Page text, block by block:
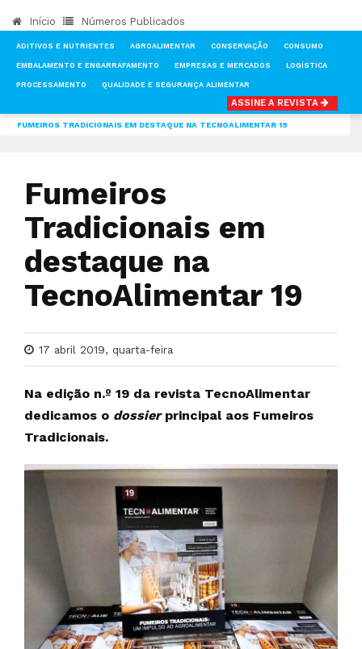
Início Números Publicados
ADITIVOS E NUTRIENTES AGROALIMENTAR CONSERVAÇÃO CONSUMO
EMBALAMENTO E ENGARRAFAMENTO EMPRESAS E MERCADOS LOGÍSTICA
PROCESSAMENTO QUALIDADE E SEGURANÇA ALIMENTAR
ASSINE A REVISTA
NÚMEROS PUBLICADOS DA REVISTA TECNOALIMENTAR
FUMEIROS TRADICIONAIS EM DESTAQUE NA TECNOALIMENTAR 19
Fumeiros
Tradicionais em
destaque na
TecnoAlimentar 19
17 abril 2019, quarta-feira
Na edição n.º 19 da revista TecnoAlimentar
dedicamos o dossier principal aos Fumeiros
Tradicionais.